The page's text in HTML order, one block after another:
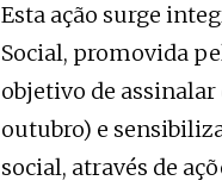
Esta ação surge
Social, promovida
objetivo de assinalar
outubro) e
social, através de